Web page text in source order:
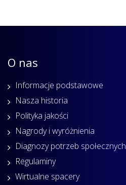
O nas
Informacje podstawowe
Nasza historia
Polityka jakości
Nagrody i wyróżnienia
Diagnozy potrzeb społecznych
Regulaminy
Wirtualne spacery